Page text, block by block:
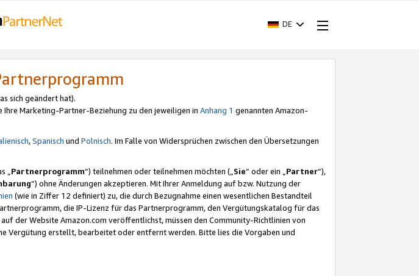
DE
sich geändert hat).
Ihre Marketing-Partner-Beziehung zu den jeweiligen in Anhang 1 genannten Amazon-
,Spanisch und Polnisch. Im Falle von Widersprüchen zwischen den Übersetzungen
„Partnerprogramm“) teilnehmen oder teilnehmen möchten („Sie“ oder ein „Partner“),
“) ohne Änderungen akzeptieren. Mit Ihrer Anmeldung auf bzw. Nutzung der
(wie in Ziffer 12 definiert) zu, die durch Bezugnahme einen wesentlichen Bestandteil
die IP-Lizenz für das Partnerprogramm, den Vergütungskatalog für das
der Website Amazon.com veröffentlichst, müssen den Community-Richtlinien von
Vergütung erstellt, bearbeitet oder entfernt werden. Bitte lies die Vorgaben und